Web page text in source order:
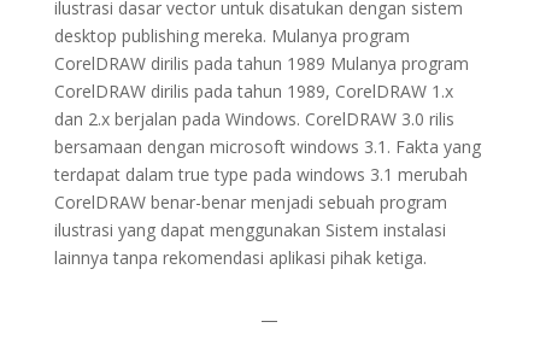
ilustrasi dasar vector untuk disatukan dengan sistem
desktop publishing mereka. Mulanya program
CorelDRAW dirilis pada tahun 1989 Mulanya program
CorelDRAW dirilis pada tahun 1989, CorelDRAW 1.x
dan 2.x berjalan pada Windows. CorelDRAW 3.0 rilis
bersamaan dengan microsoft windows 3.1. Fakta yang
terdapat dalam true type pada windows 3.1 merubah
CorelDRAW benar-benar menjadi sebuah program
ilustrasi yang dapat menggunakan Sistem instalasi
lainnya tanpa rekomendasi aplikasi pihak ketiga.
—